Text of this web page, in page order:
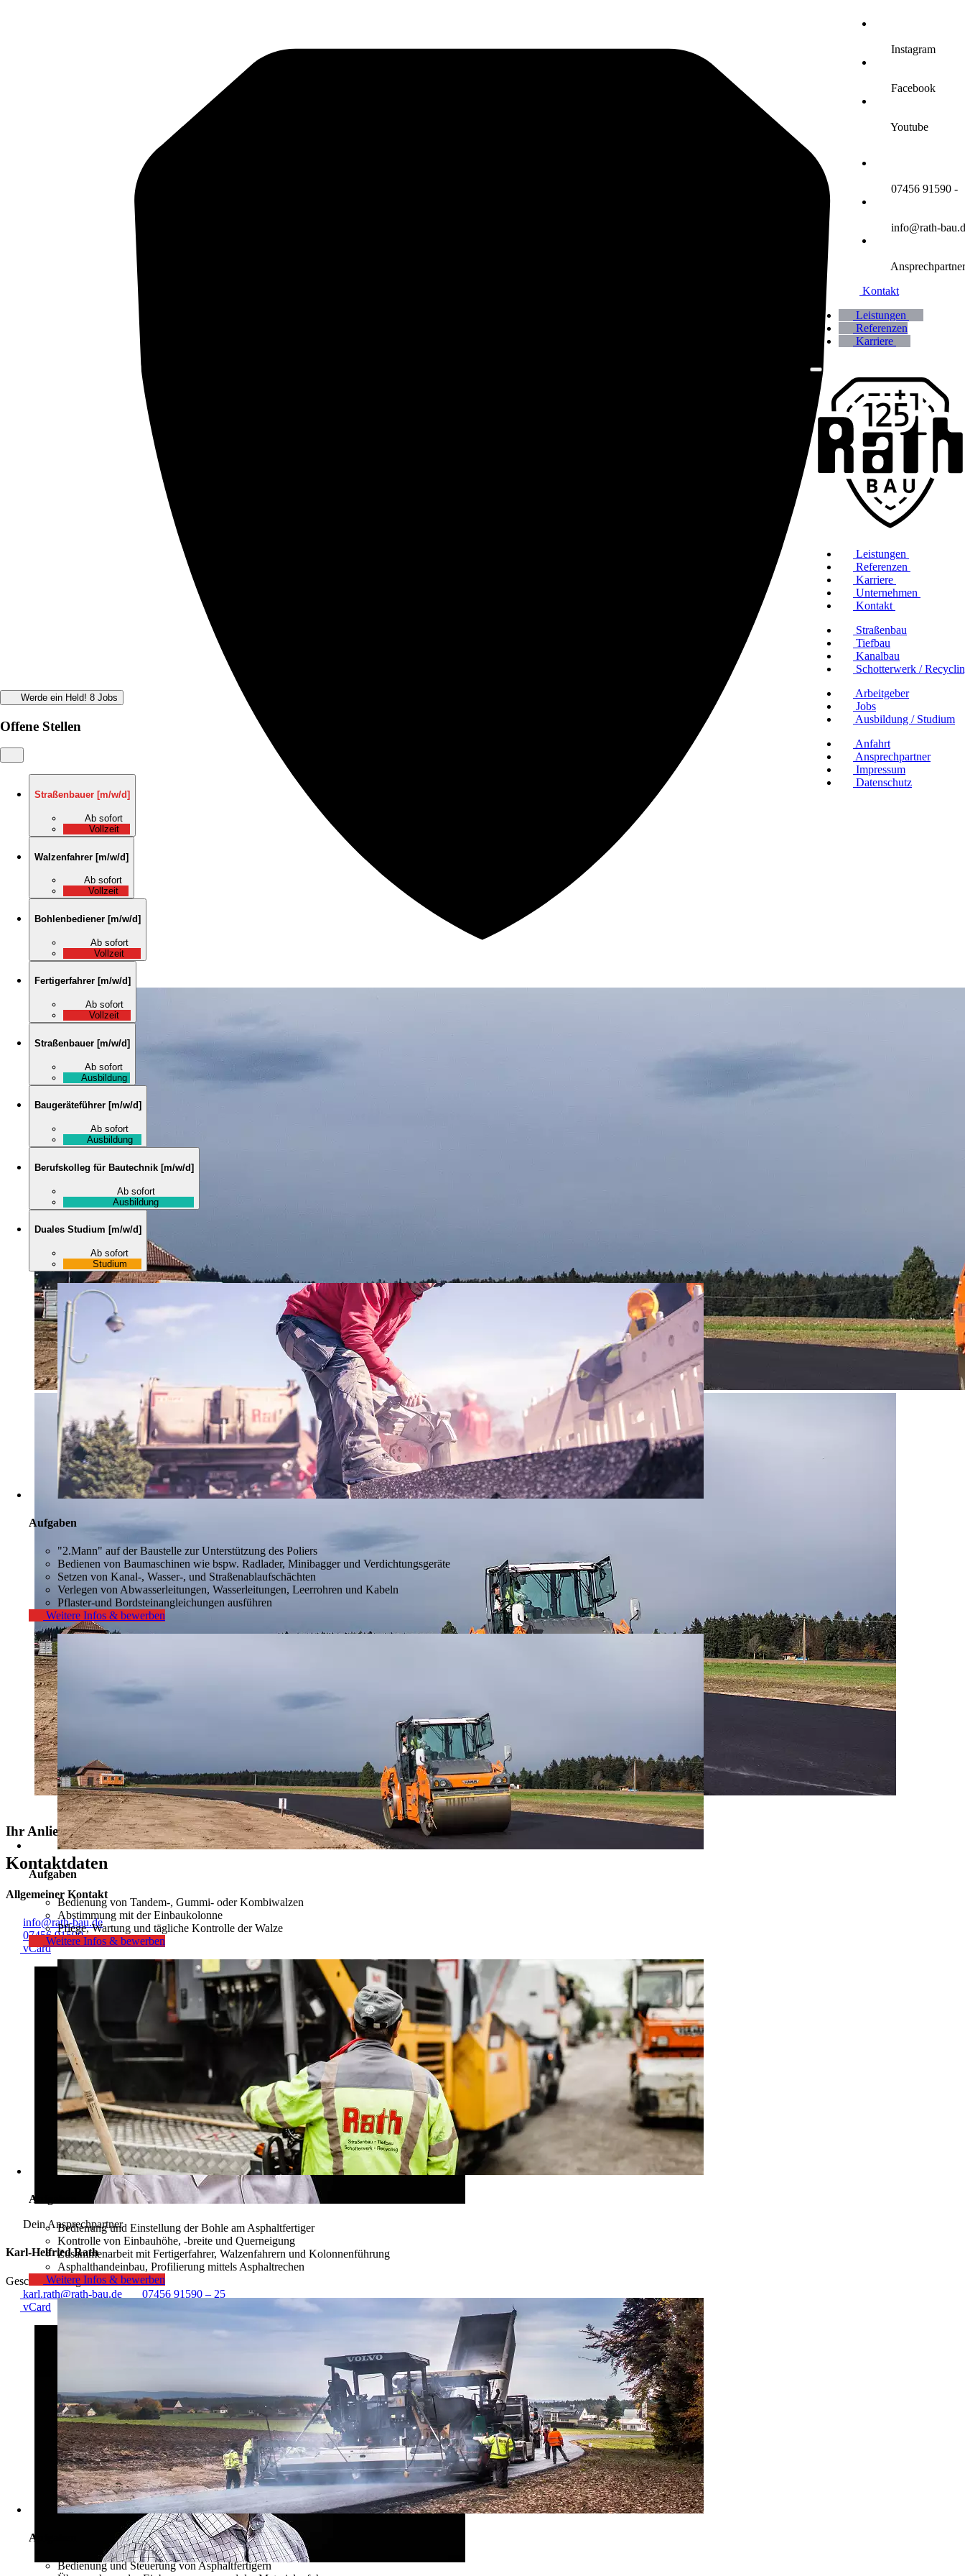
Instagram
Facebook
Youtube
07456 91590 -
info@rath-
Ansprechpartner
Kontakt
Leistungen
Referenzen
Karriere
Leistungen
Referenzen
Karriere
Unternehmen
Kontakt
Straßenbau
Tiefbau
Kanalbau
Schotterwerk /
Arbeitgeber
Jobs
Ausbildung / Studium
Anfahrt
Ansprechpartner
Impressum
Datenschutz
Werde ein Held! 8 Jobs
Offene Stellen
Straßenbauer [m/w/d]
Ab sofort
Vollzeit
Walzenfahrer [m/w/d]
Ab sofort
Vollzeit
Bohlenbediener [m/w/d]
Ab sofort
Vollzeit
Fertigerfahrer [m/w/d]
Ab sofort
Vollzeit
Straßenbauer [m/w/d]
Ab sofort
Ausbildung
Baugeräteführer [m/w/d]
Ab sofort
Ausbildung
Berufskolleg für Bautechnik [m/w/d]
Ab sofort
Ausbildung
Duales Studium [m/w/d]
Ab sofort
Studium
Aufgaben
"2.Mann" auf der Baustelle zur Unterstützung des Poliers
Bedienen von Baumaschinen wie bspw. Radlader, Minibagger und Verdichtungsgeräte
Setzen von Kanal-, Wasser-, und Straßenablaufschächten
Verlegen von Abwasserleitungen, Wasserleitungen, Leerrohren und Kabeln
Pflaster-und Bordsteinangleichungen ausführen
Weitere Infos & bewerben
Aufgaben
Bedienung von Tandem-, Gummi- oder Kombiwalzen
Abstimmung mit der Einbaukolonne
Pflege, Wartung und tägliche Kontrolle der Walze
Weitere Infos & bewerben
Aufgaben
Bedienung und Einstellung der Bohle am Asphaltfertiger
Kontrolle von Einbauhöhe, -breite und Querneigung
Zusammenarbeit mit Fertigerfahrer, Walzenfahrern und Kolonnenführung
Asphalthandeinbau, Profilierung mittels Asphaltrechen
Weitere Infos & bewerben
Aufgaben
Bedienung und Steuerung von Asphaltfertigern
Ihr Anliegen bei uns in guten Händen
Kontaktdaten
Allgemeiner Kontakt
info@rath-bau.de
07456 91590
vCard
Dein Ansprechpartner
Karl-HelfriedRath
Geschäftsleitung
karl.rath@rath-bau.de
07456 91590 – 25
vCard